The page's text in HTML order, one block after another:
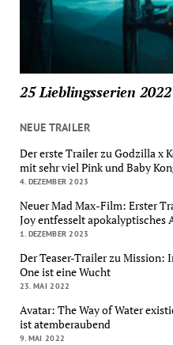
25 Lieblingsserien 2022
NEUE TRAILER
Der erste Trailer zu Godzilla x
mit sehr viel Pink und Baby
4. DEZEMBER 2023
Neuer Mad Max-Film: Erster
Joy entfesselt
1. DEZEMBER 2023
Der Teaser-Trailer zu Mission:
One ist eine Wucht
23. MAI 2022
Avatar: The Way of Water
ist atemberaubend
9. MAI 2022